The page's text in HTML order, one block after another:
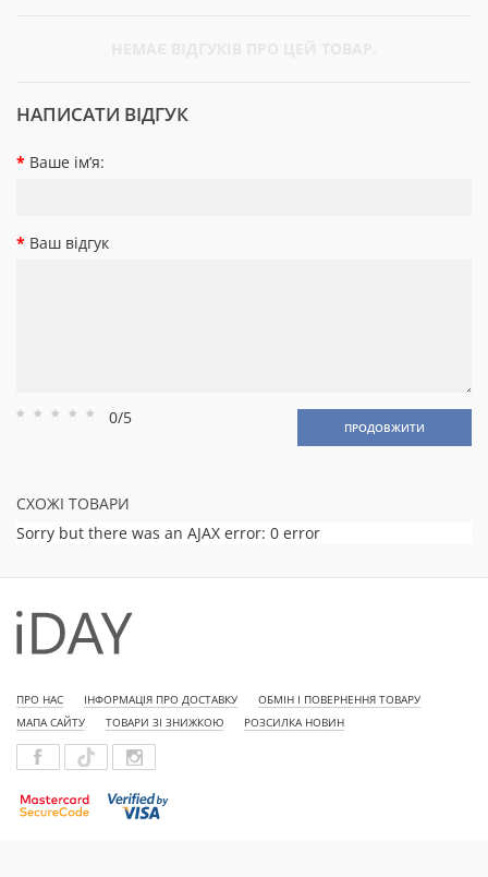
НАПИСАТИ ВІДГУК
Ваше ім’я:
Ваш відгук
Рейтинг
Рейтинг
Рейтинг
Рейтинг
Рейтинг
0/5 ПРОДОВЖИТИ
СХОЖІ ТОВАРИ
Sorry but there was an AJAX error: 0 error
ПРО НАС ІНФОРМАЦІЯ ПРО ДОСТАВКУ
ОБМІН І ПОВЕРНЕННЯ ТОВАРУ
МАПА САЙТУ
ТОВАРИ ЗІ ЗНИЖКОЮ РОЗСИЛКА НОВИН